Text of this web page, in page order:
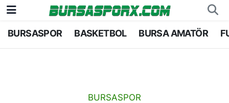
BURSASPOR BASKETBOL BURSA AMATÖR
BURSASPOR
Bursaspor
Bursa Nöbetçi Eczaneler